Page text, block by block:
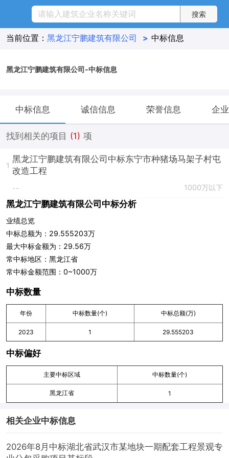
当前位置： 黑龙江宁鹏建筑有限公司 > 中标信息
黑龙江宁鹏建筑有限公司-中标信息
中标信息 诚信信息 荣誉信息 企
找到相关的项目 (1) 项
1
黑龙江宁鹏建筑有限公司中标东宁市种猪场马架子村屯
改造工程
-- 1000万以下
黑龙江宁鹏建筑有限公司中标分析
业绩总览
中标总额为：29.555203万
最大中标金额为：29.56万
常中标地区：黑龙江省
常中标金额范围：0~1000万
中标数量
年份 中标数量(个) 中标总额(万)
2023 1 29.555203
中标偏好
主要中标区域 中标数量(个)
黑龙江省 1
相关企业中标信息
2026年8月中标湖北省武汉市某地块一期配套工程景观专